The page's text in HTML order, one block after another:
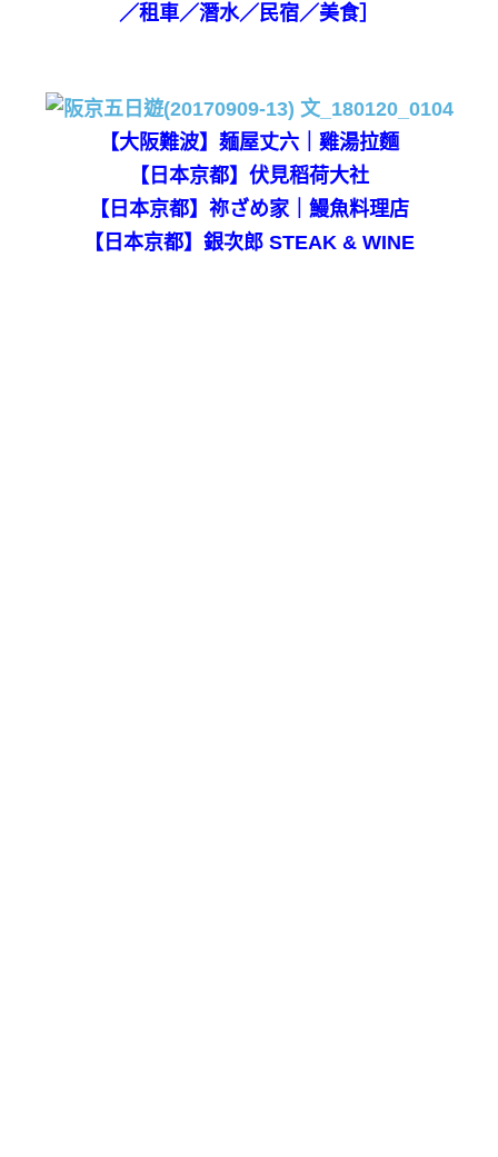
／租車／潛水／民宿／美食］
【大阪難波】麺屋丈六｜雞湯拉麵
【日本京都】伏見稻荷大社
【日本京都】祢ざめ家｜鰻魚料理店
【日本京都】銀次郎 STEAK & WINE